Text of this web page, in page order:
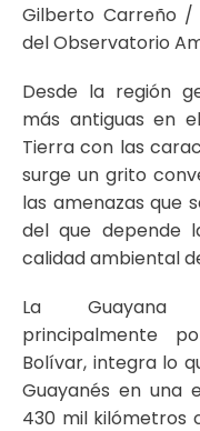
Gilberto Carreño /
del Observatorio
Desde la región
más antiguas en
Tierra con las
surge un grito
las amenazas que
del que depende
calidad ambiental
La Guayana
principalmente
Bolívar, integra lo
Guayanés en una
430 mil kilómetros